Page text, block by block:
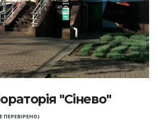
"Сінево"
ПЕРЕВІРЕНО)